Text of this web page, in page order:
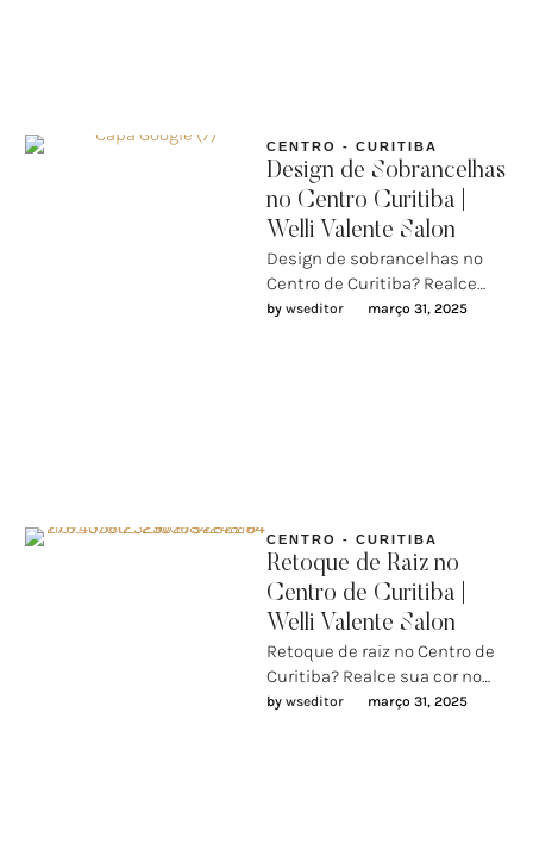
CENTRO - CURITIBA
Design de Sobrancelhas
no Centro Curitiba |
Welli Valente Salon
Design de sobrancelhas no
Centro de Curitiba? Realce
seu olhar no Welli Valente
by wseditor março 31, 2025
CENTRO - CURITIBA
Retoque de Raiz no
Centro de Curitiba |
Welli Valente Salon
Retoque de raiz no Centro de
Curitiba? Realce sua cor no
Welli Valente Salon A
by wseditor março 31, 2025